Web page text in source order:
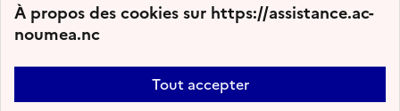
À propos des cookies sur https://assistance.ac-
noumea.nc
Tout accepter
Plan du site Nous contacter Accessibilité : partiellement conforme